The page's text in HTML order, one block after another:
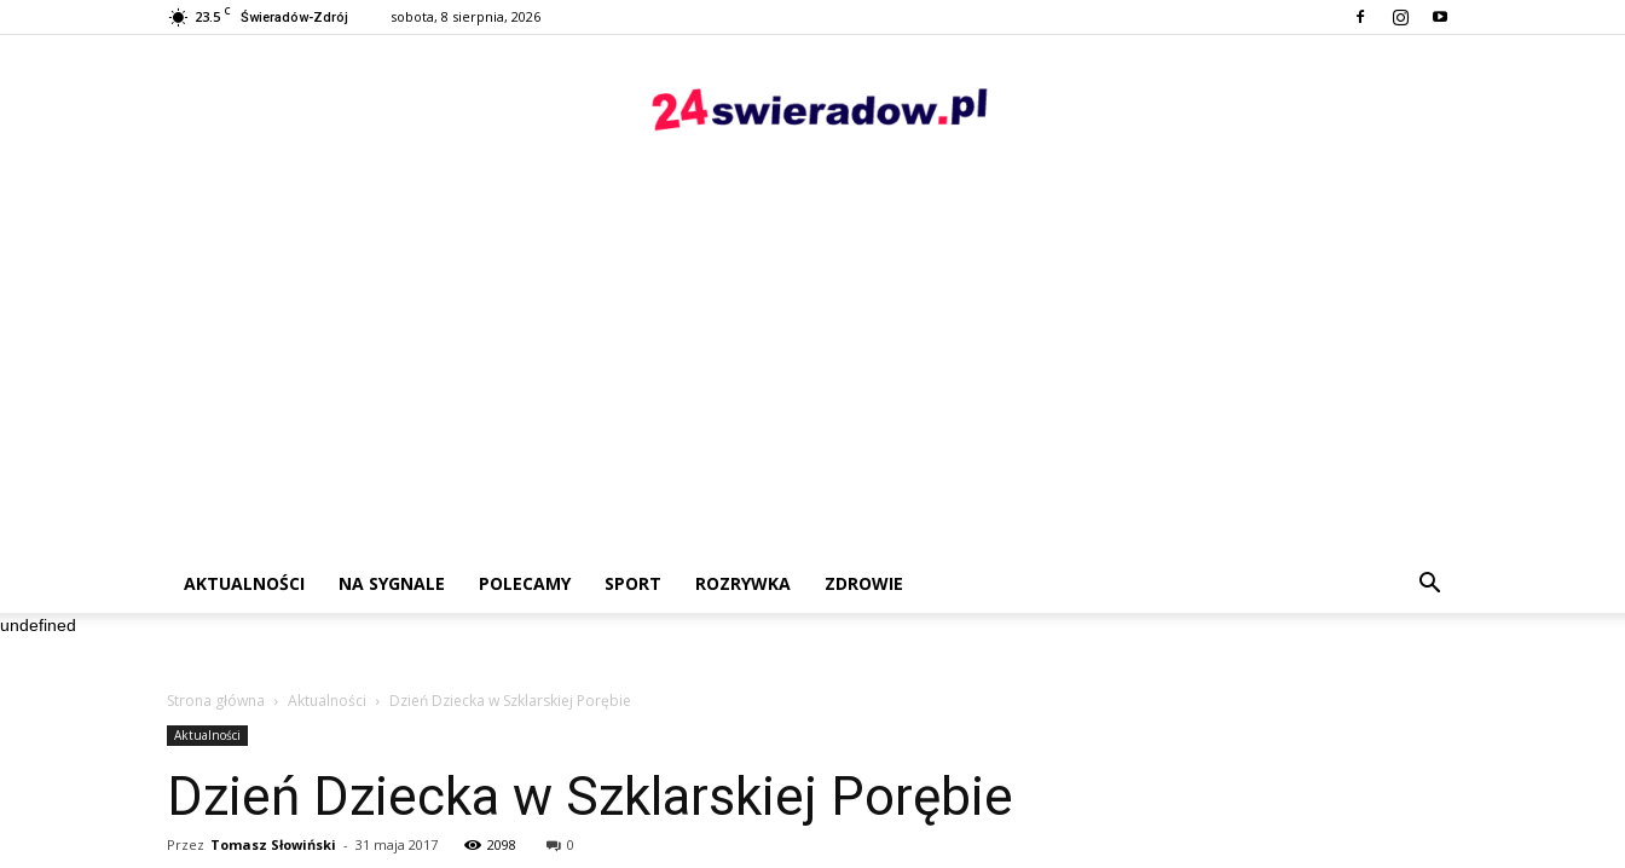
23.5 C Świeradów-Zdrój sobota, 8 sierpnia, 2026
AKTUALNOŚCI NA SYGNALE POLECAMY SPORT ROZRYWKA ZDROWIE
undefined
Strona główna Aktualności Dzień Dziecka w Szklarskiej Porębie
Aktualności
Dzień Dziecka w Szklarskiej Porębie
Przez Tomasz Słowiński - 31 maja 2017 2098 0